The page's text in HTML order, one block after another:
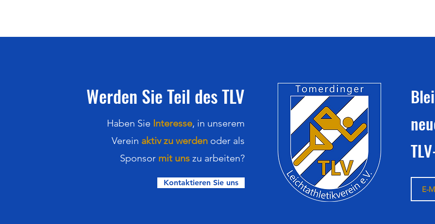
Werden Sie Teil des TLV
Haben Sie Interesse, in unserem
Verein aktiv zu werden oder als
Sponsor mit uns zu arbeiten?
Kontaktieren Sie uns